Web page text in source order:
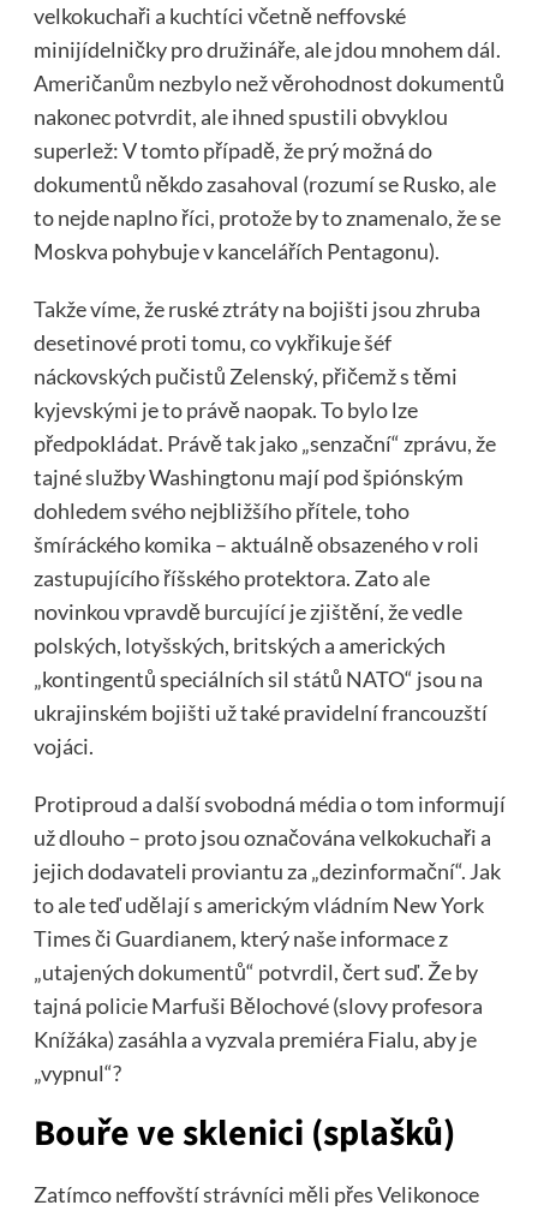
velkokuchaři a kuchtíci včetně neffovské
minijídelničky pro družináře, ale jdou mnohem dál.
Američanům nezbylo než věrohodnost dokumentů
nakonec potvrdit, ale ihned spustili obvyklou
superlež: V tomto případě, že prý možná do
dokumentů někdo zasahoval (rozumí se Rusko, ale
to nejde naplno říci, protože by to znamenalo, že se
Moskva pohybuje v kancelářích Pentagonu).
Takže víme, že ruské ztráty na bojišti jsou zhruba
desetinové proti tomu, co vykřikuje šéf
náckovských pučistů Zelenský, přičemž s těmi
kyjevskými je to právě naopak. To bylo lze
předpokládat. Právě tak jako „senzační“ zprávu, že
tajné služby Washingtonu mají pod špiónským
dohledem svého nejbližšího přítele, toho
šmíráckého komika – aktuálně obsazeného v roli
zastupujícího říšského protektora. Zato ale
novinkou vpravdě burcující je zjištění, že vedle
polských, lotyšských, britských a amerických
„kontingentů speciálních sil států NATO“ jsou na
ukrajinském bojišti už také pravidelní francouzští
vojáci.
Protiproud a další svobodná média o tom informují
už dlouho – proto jsou označována velkokuchaři a
jejich dodavateli proviantu za „dezinformační“. Jak
to ale teď udělají s americkým vládním New York
Times či Guardianem, který naše informace z
„utajených dokumentů“ potvrdil, čert suď. Že by
tajná policie Marfuši Bělochové (slovy profesora
Knížáka) zasáhla a vyzvala premiéra Fialu, aby je
„vypnul“?
Bouře ve sklenici (splašků)
Zatímco neffovští strávníci měli přes Velikonoce